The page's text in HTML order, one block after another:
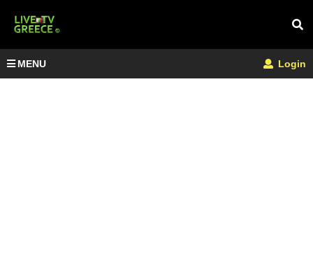
MENU Login